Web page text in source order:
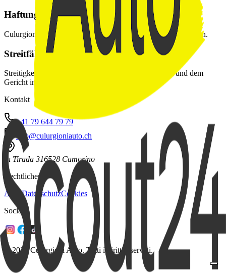
Haftung
Culurgioni Auto haftet nicht für Tippfehler oder Verzögerungen.
Streitfälle
Streitigkeiten unterliegen dem schweizerischen Recht und dem
Gericht in Lugano.
Kontakt
+41 79 644 79 79
info@culurgioniauto.ch
In Tirada 316528 Camorino
Rechtliches
AGBDatenschutzCookies
Social
© 2026 Culurgioni Auto. Tutti i diritti riservati.